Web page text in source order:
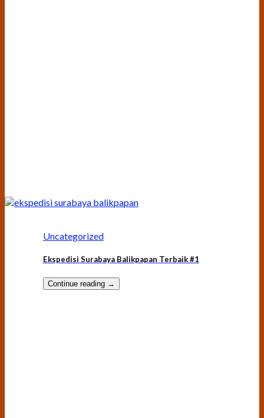
Uncategorized
Ekspedisi Surabaya Balikpapan Terbaik #1
Continue reading →